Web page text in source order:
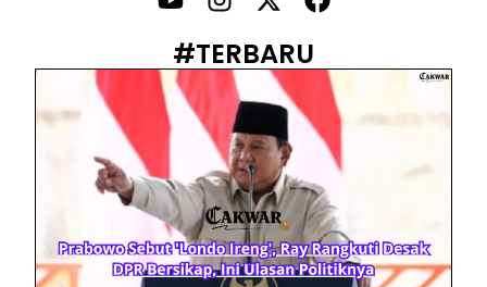
Baterai Apple Watch Cepat Boros? Ini Penyebab dan Cara Mengatasinya
HP Huawei Cepat Panas? Ini Penyebab Utama dan Cara Mengatasinya
HP Realme Kena Air Tidak Bisa Dicas? Jangan Langsung Charge, Ini Solusinya
Eks Jampidsus Febrie Adriansyah Tersangka Korupsi Asabri Tapi Masih Terima Gaji: Mengapa Begitu?
#TERBARU